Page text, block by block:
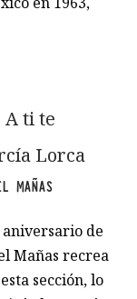
A ti te
Lorca
MAÑAS
de
Mañas recrea
sección, lo